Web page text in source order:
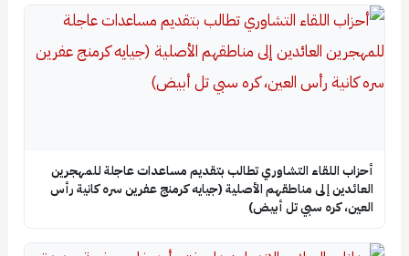
أحزاب اللقاء التشاوري تطالب بتقديم مساعدات عاجلة للمهجرين
العائدين إلى مناطقهم الأصلية (جيايه كرمنج عفرين سره كانية رأس
العين، كره سبي تل أبيض)